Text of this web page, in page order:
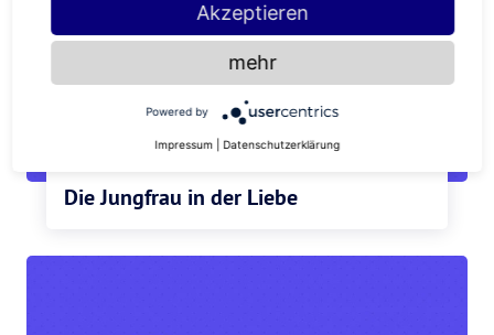
Die Jungfrau in der Liebe
Akzeptieren
mehr
Powered by
Impressum Datenschutzerklärung